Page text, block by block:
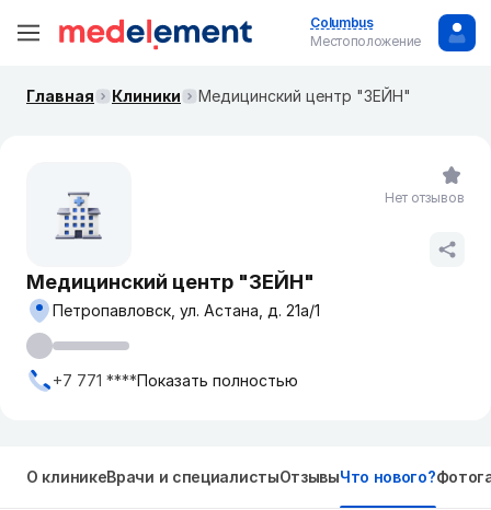
Columbus
Местоположение
Главная Клиники Медицинский центр "ЗЕЙН"
Медицинский центр "ЗЕЙН"
Петропавловск, ул. Астана, д. 21а/1
+7 771 ****Показать полностью
Нет отзывов
О клиникеВрачи и специалистыОтзывыЧто нового?